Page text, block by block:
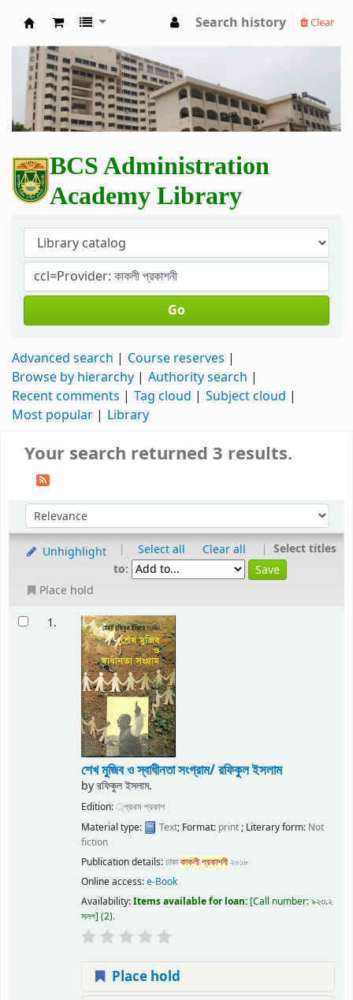
BCS Administration Academy Library
Search history Clear
BCS Administration
Academy Library
Go
Advanced search
Course reserves
Browse by hierarchy
Authority search
Recent comments
Tag cloud
Subject cloud
Most popular
Library
Your search returned 3 results.
Unhighlight | Select all Clear all | Select titles
to:
Place hold
1.
শেখ মুজিব ও স্বাধীনতা সংগ্রাম/রফিকুল ইসলাম
byরফিকুল ইসলাম.
Edition:্প্রথম প্রকাশ
Material type:
Text; Format: print ; Literary form: Not
fiction
Publication details:ঢাকাকাকলীপ্রকাশনী ২০১৮
Online access:e-Book
Availability:Items available for loan: Call number:৯২৩.২
সলপ (2).
Place hold